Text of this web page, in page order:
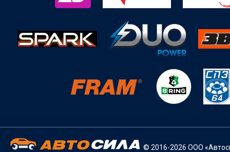
© 2016-2026 ООО